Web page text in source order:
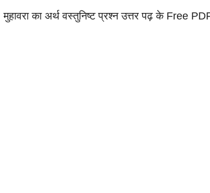
मुहावरा का अर्थ वस्तुनिष्ट प्रश्न उत्तर पढ़ के Free